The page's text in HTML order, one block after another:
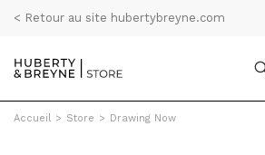
< Retour au site hubertybreyne.com
Accueil > Store > Drawing Now